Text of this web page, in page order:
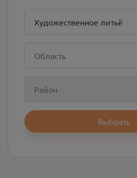
Художественное литьё
Область
Район
Выбрать